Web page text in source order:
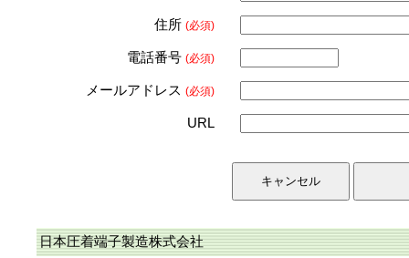
住所 (必須)
電話番号 (必須)
メールアドレス (必須)
URL
日本圧着端子製造株式会社